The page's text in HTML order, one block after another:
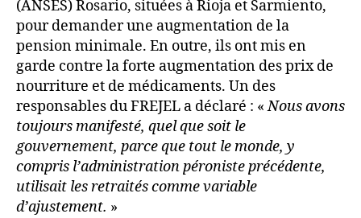
(ANSES) Rosario, situées à Rioja et Sarmiento,
pour demander une augmentation de la
pension minimale. En outre, ils ont mis en
garde contre la forte augmentation des prix de
nourriture et de médicaments. Un des
responsables du FREJEL a déclaré : «Nous avons
toujours manifesté, quel que soit le
gouvernement, parce que tout le monde, y
compris l’administration péroniste précédente,
utilisait les retraités comme variable
d’ajustement. »